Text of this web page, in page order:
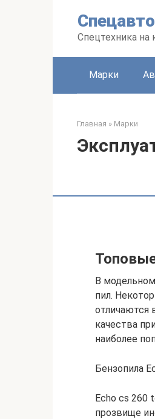
Спецтехника на
Марки
Главная » Марки
В
пил.
отличаются
качества
наиболее
Бензопила
Echo cs 260
прозвище